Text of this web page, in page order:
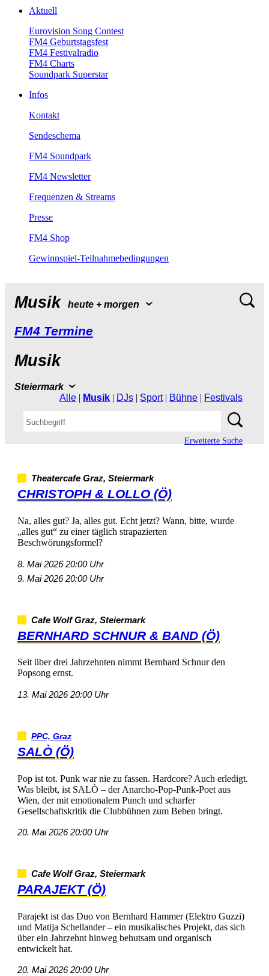
Aktuell
EurovisionSongContest
FM4Geburtstagsfest
FM4Festivalradio
FM4Charts
SoundparkSuperstar
Infos
Kontakt
Sendeschema
FM4Soundpark
FM4Newsletter
Frequenzen&Streams
Presse
FM4Shop
Gewinnspiel-Teilnahmebedingungen
Musik heute+morgen
FM4Termine
Musik
Steiermark
Alle | Musik | DJs | Sport| Bühne | Festivals
ErweiterteSuche
TheatercafeGraz,Steiermark
CHRISTOPH&LOLLO(Ö)
Na,allesgut?Ja,allesgut.Echtjetzt?Wann,bitte,wurde
„allesgut“zueinertäglichstrapazierten
Beschwörungsformel?
8.Mai202620:00Uhr
9.Mai202620:00Uhr
CafeWolfGraz,Steiermark
BERNHARDSCHNUR&BAND(Ö)
SeitüberdreiJahrzehntennimmtBernhardSchnurden
Popsongernst.
13.Mai202620:00Uhr
PPC,Graz
SALÒ(Ö)
Popisttot.Punkwarniezufassen.Hardcore?Aucherledigt.
Wasbleibt,istSALÒ–derAnarcho-Pop-Punk-Poetaus
Wien,dermitemotionalemPunchundscharfer
GesellschaftskritikdieClubbühnenzumBebenbringt.
20.Mai202620:00Uhr
CafeWolfGraz,Steiermark
PARAJEKT(Ö)
ParajektistdasDuovonBernhardHammer(ElektroGuzzi)
undMatijaSchellander–einmusikalischesProjekt,dassich
übereinJahrzehnthinwegbehutsamundorganisch
entwickelthat.
20.Mai202620:00Uhr